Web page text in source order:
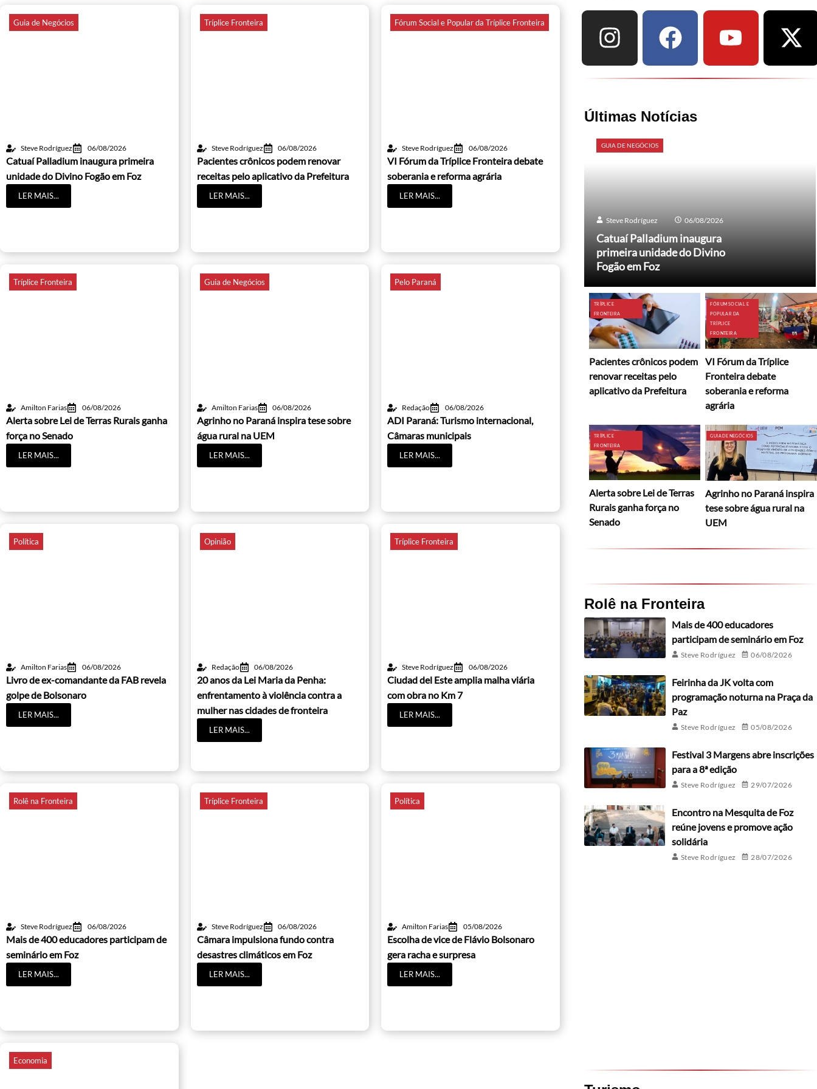
Guia de Negócios
Steve Rodríguez 06/08/2026
Catuaí Palladium inaugura primeira
unidade do Divino Fogão em Foz
LER MAIS...
Tríplice Fronteira
Steve Rodríguez 06/08/2026
Pacientes crônicos podem renovar
receitas pelo aplicativo da Prefeitura
LER MAIS...
Fórum Social e Popular da Tríplice Fronteira
Steve Rodríguez 06/08/2026
VI Fórum da Tríplice Fronteira debate
soberania e reforma agrária
LER MAIS...
Tríplice Fronteira
Amilton Farias 06/08/2026
Alerta sobre Lei de Terras Rurais ganha
força no Senado
LER MAIS...
Guia de Negócios
Amilton Farias 06/08/2026
Agrinho no Paraná inspira tese sobre
água rural na UEM
LER MAIS...
Pelo Paraná
Redação 06/08/2026
ADI Paraná: Turismo internacional,
Câmaras municipais
LER MAIS...
Política
Amilton Farias 06/08/2026
Livro de ex-comandante da FAB revela
golpe de Bolsonaro
LER MAIS...
Opinião
Redação 06/08/2026
20 anos da Lei Maria da Penha:
enfrentamento à violência contra a
mulher nas cidades de fronteira
LER MAIS...
Tríplice Fronteira
Steve Rodríguez 06/08/2026
Ciudad del Este amplia malha viária
com obra no Km 7
LER MAIS...
Rolê na Fronteira
Steve Rodríguez 06/08/2026
Mais de 400 educadores participam de
seminário em Foz
LER MAIS...
Tríplice Fronteira
Steve Rodríguez 06/08/2026
Câmara impulsiona fundo contra
desastres climáticos em Foz
LER MAIS...
Política
Amilton Farias 05/08/2026
Escolha de vice de Flávio Bolsonaro
gera racha e surpresa
LER MAIS...
Economia
Últimas Notícias
GUIA DE NEGÓCIOS
Steve Rodríguez 06/08/2026
Catuaí Palladium inaugura
primeira unidade do Divino
Fogão em Foz
TRÍPLICE
FRONTEIRA
Pacientes crônicos podem
renovar receitas pelo
aplicativo da Prefeitura
FÓRUM SOCIAL E
POPULAR DA
TRÍPLICE
FRONTEIRA
VI Fórum da Tríplice
Fronteira debate
soberania e reforma
agrária
TRÍPLICE
FRONTEIRA
Alerta sobre Lei de Terras
Rurais ganha força no
Senado
GUIA DE NEGÓCIOS
Agrinho no Paraná inspira
tese sobre água rural na
UEM
Rolê na Fronteira
Mais de 400 educadores
participam de seminário em Foz
Steve Rodríguez 06/08/2026
Feirinha da JK volta com
programação noturna na Praça da
Paz
Steve Rodríguez 05/08/2026
Festival 3 Margens abre inscrições
para a 8ª edição
Steve Rodríguez 29/07/2026
Encontro na Mesquita de Foz
reúne jovens e promove ação
solidária
Steve Rodríguez 28/07/2026